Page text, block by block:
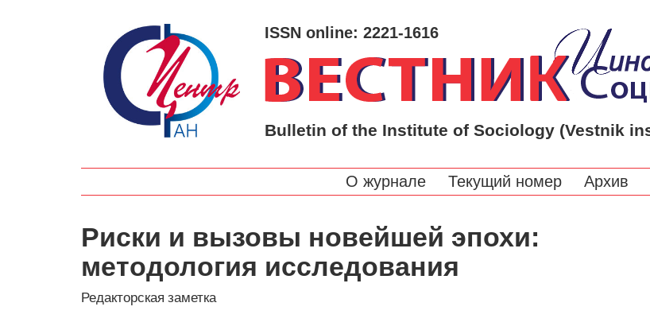
ISSN online: 2221-1616
Bulletin of the Institute of Sociology (Vestnik
О журнале Текущий номер Архив
Риски и вызовы новейшей эпохи:
методология исследования
Редакторская заметка